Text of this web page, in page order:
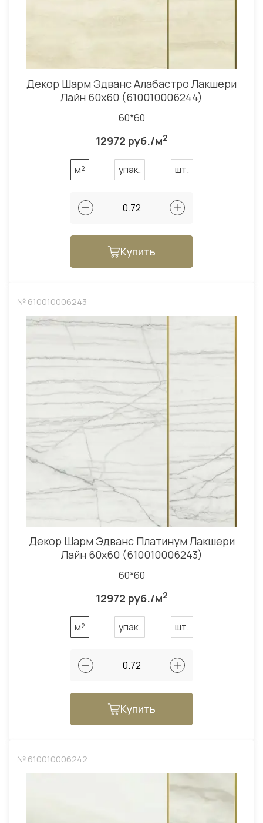
Декор Шарм Эдванс Алабастро Лакшери
Лайн 60x60 (610010006244)
60*60
12972 руб./м2
м² упак. шт.
Купить
№ 610010006243
Декор Шарм Эдванс Платинум Лакшери
Лайн 60x60 (610010006243)
60*60
12972 руб./м2
м² упак. шт.
Купить
№ 610010006242